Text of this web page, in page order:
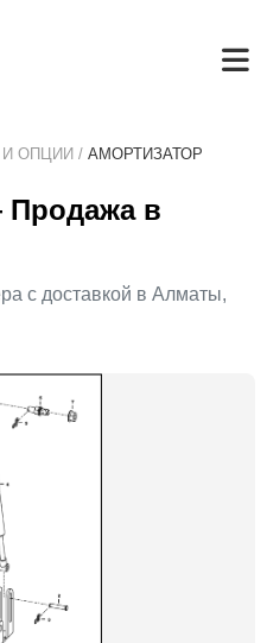
ОПЦИИ / АМОРТИЗАТОР
в
с доставкой в Алматы,